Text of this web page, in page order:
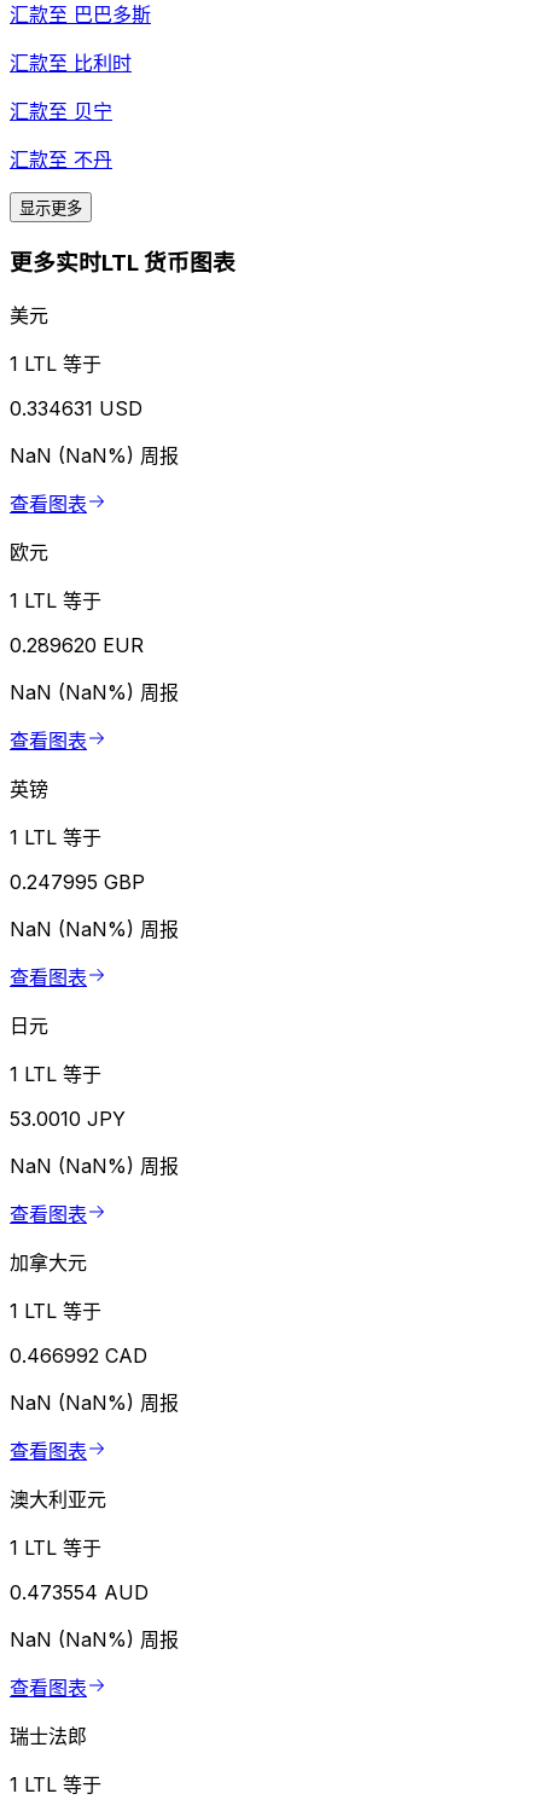
汇款至 巴巴多斯
汇款至 比利时
汇款至 贝宁
汇款至 不丹
显示更多
更多实时LTL 货币图表
美元
1 LTL 等于
0.334631 USD
NaN (NaN%) 周报
查看图表
欧元
1 LTL 等于
0.289620 EUR
NaN (NaN%) 周报
查看图表
英镑
1 LTL 等于
0.247995 GBP
NaN (NaN%) 周报
查看图表
日元
1 LTL 等于
53.0010 JPY
NaN (NaN%) 周报
查看图表
加拿大元
1 LTL 等于
0.466992 CAD
NaN (NaN%) 周报
查看图表
澳大利亚元
1 LTL 等于
0.473554 AUD
NaN (NaN%) 周报
查看图表
瑞士法郎
1 LTL 等于